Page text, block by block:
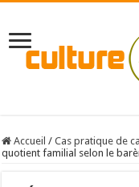
Accueil / Cas pratique de
quotient familial selon le